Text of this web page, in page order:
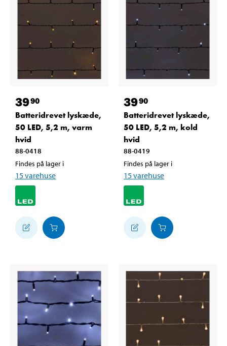
3990
Batteridrevet lyskæde,
50 LED, 5,2 m, varm
hvid
88-0418
Findes på lager i
15varehuse
3990
Batteridrevet lyskæde,
50 LED, 5,2 m, kold
hvid
88-0419
Findes på lager i
15varehuse